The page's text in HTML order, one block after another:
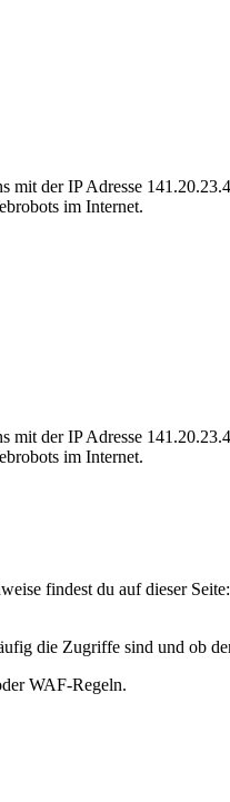
mit der IP Adresse
im Internet.
mit der IP Adresse
im Internet.
findest du auf dieser
die Zugriffe sind und ob
WAF-Regeln.